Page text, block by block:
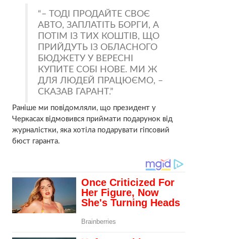
– ТОДІ ПРОДАЙТЕ СВОЄ
АВТО, ЗАПЛАТІТЬ БОРГИ, А
ПОТІМ ІЗ ТИХ КОШТІВ, ЩО
ПРИЙДУТЬ ІЗ ОБЛАСНОГО
БЮДЖЕТУ У ВЕРЕСНІ
КУПИТЕ СОБІ НОВЕ. МИ Ж
ДЛЯ ЛЮДЕЙ ПРАЦЮЄМО, –
СКАЗАВ ГАРАНТ.
Раніше ми повідомляли, що президент у
Черкасах відмовився приймати подарунок від
журналістки, яка хотіла подарувати гіпсовий
бюст гаранта.